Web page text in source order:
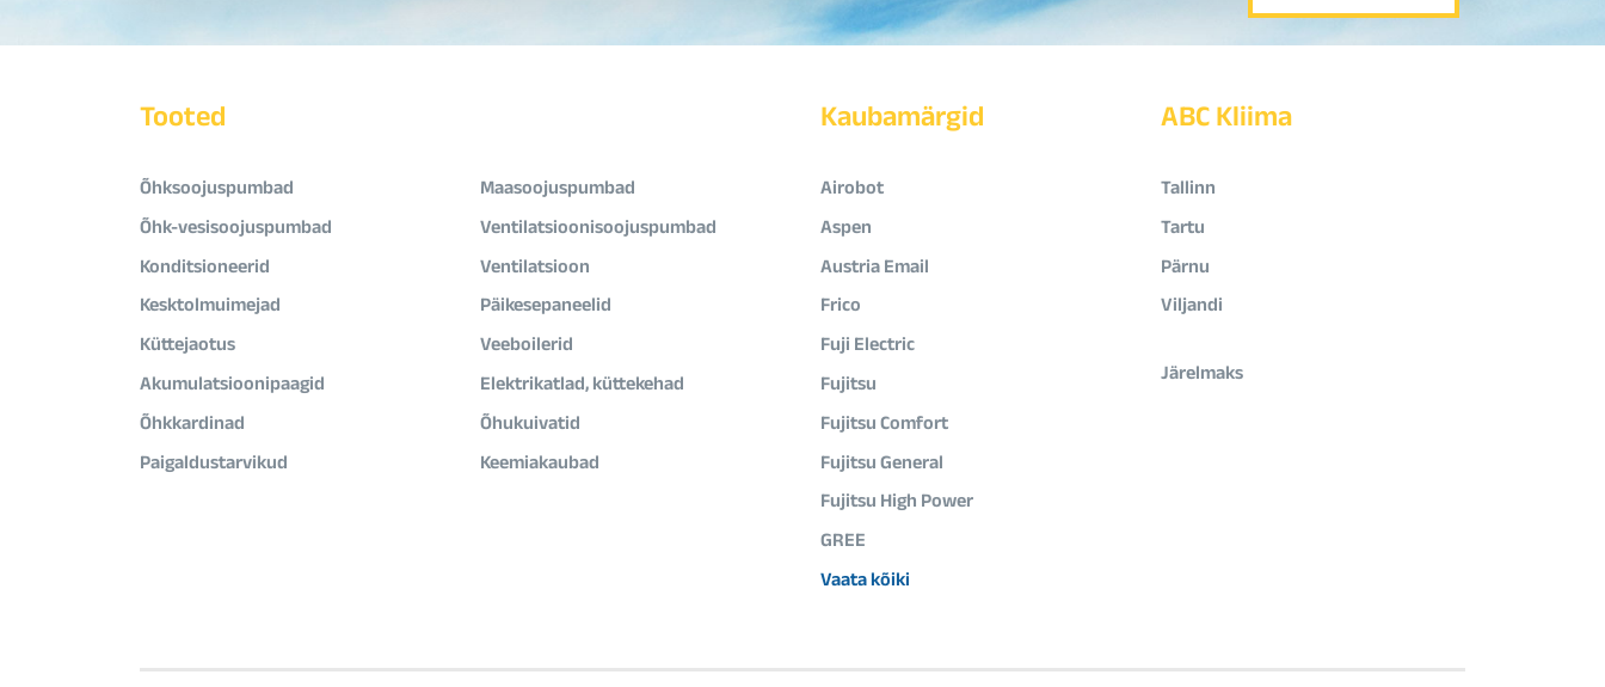
Tooted
Õhksoojuspumbad
Maasoojuspumbad
Õhk-vesisoojuspumbad
Ventilatsioonisoojuspumbad
Konditsioneerid
Ventilatsioon
Kesktolmuimejad
Päikesepaneelid
Küttejaotus
Veeboilerid
Akumulatsioonipaagid
Elektrikatlad, küttekehad
Õhkkardinad
Õhukuivatid
Paigaldustarvikud
Keemiakaubad
Kaubamärgid
Airobot
Aspen
Austria Email
Frico
Fuji Electric
Fujitsu
Fujitsu Comfort
Fujitsu General
Fujitsu High Power
GREE
Vaata kõiki
ABC Kliima
Tallinn
Tartu
Pärnu
Viljandi
Järelmaks